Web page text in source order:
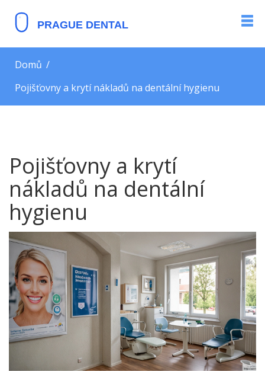
Domů
Pojišťovny a krytí nákladů na dentální hygienu
Pojišťovny a krytí
nákladů na dentální
hygienu